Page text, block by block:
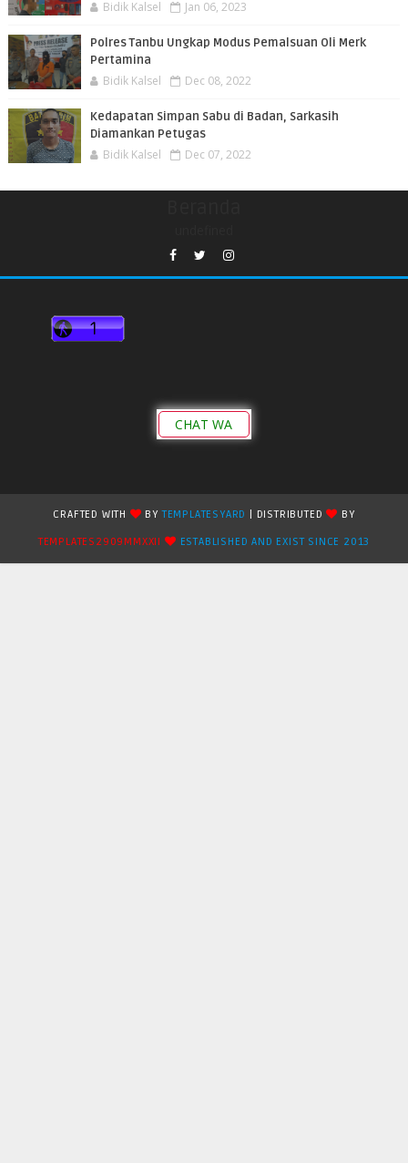
Bidik Kalsel Jan 06, 2023
Polres Tanbu Ungkap Modus Pemalsuan Oli Merk
Pertamina
Bidik Kalsel Dec 08, 2022
Kedapatan Simpan Sabu di Badan, Sarkasih
Diamankan Petugas
Bidik Kalsel Dec 07, 2022
CHAT WA
CRAFTED WITH BYTEMPLATESYARD | DISTRIBUTED
BY
TEMPLATES2909MMXXII
ESTABLISHED AND EXIST SINCE 2013